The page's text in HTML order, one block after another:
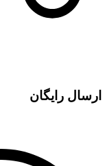
ارسال رایگان